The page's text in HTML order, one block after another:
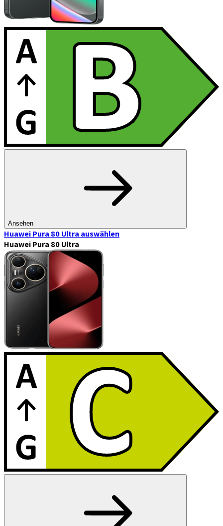
Ansehen
Huawei Pura 80 Ultra auswählen
Huawei Pura 80 Ultra